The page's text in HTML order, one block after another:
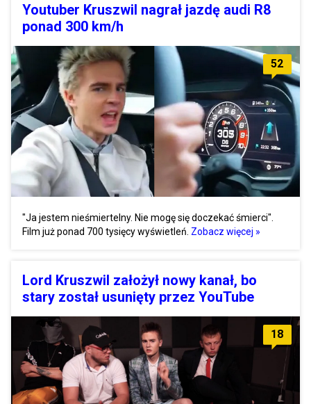
Youtuber Kruszwil nagrał jazdę audi R8
ponad 300 km/h
52
"Ja jestem nieśmiertelny. Nie mogę się doczekać śmierci".
Film już ponad 700 tysięcy wyświetleń. Zobacz więcej »
Lord Kruszwil założył nowy kanał, bo
stary został usunięty przez YouTube
18